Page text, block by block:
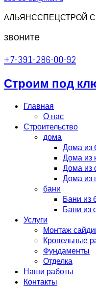
АЛЬЯНССПЕЦСТРОЙ
звоните
+7-391-286-00-92
Строим под
Главная
О нас
Строительство
дома
Дома из
Дома из
Дома из
Дома из
бани
Бани из
Бани из
Услуги
Монтаж
Кровельные
Фундаменты
Отделка
Наши работы
Контакты